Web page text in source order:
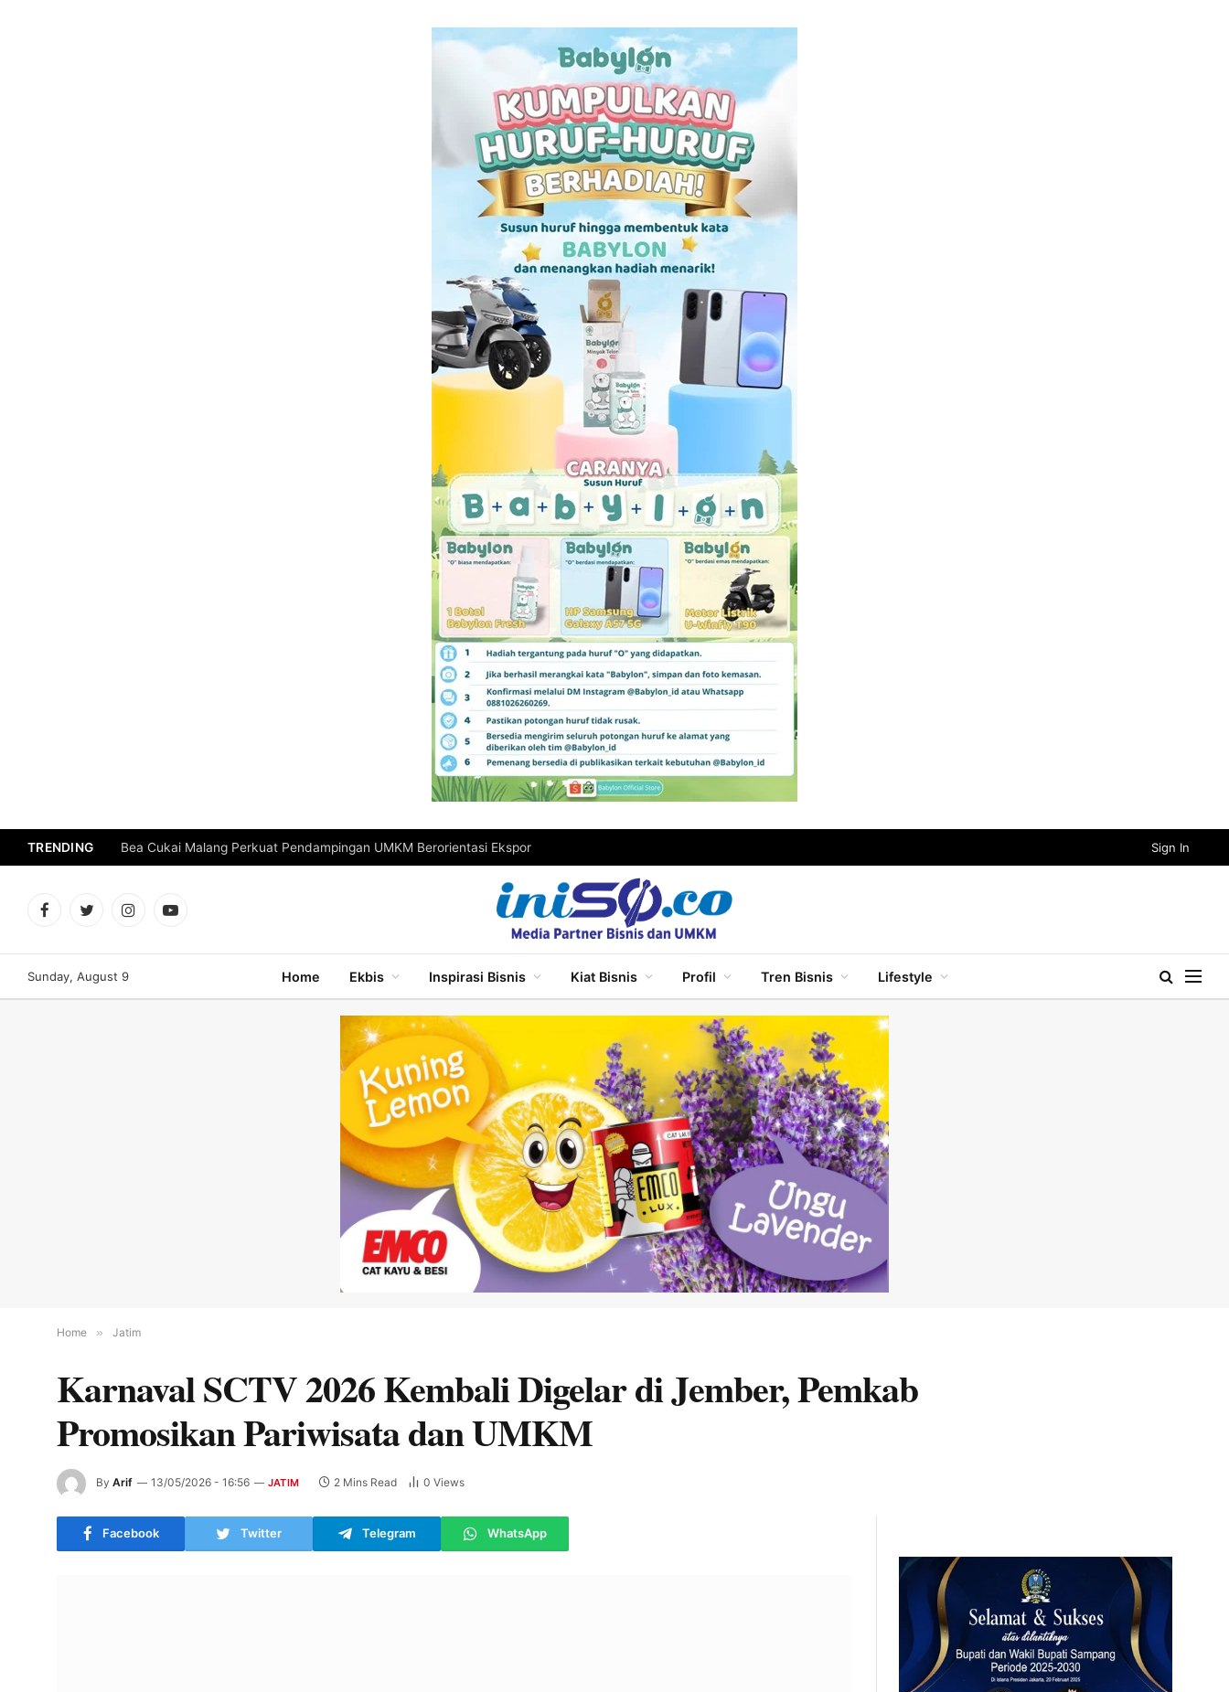
TRENDING Bea Cukai Malang Perkuat Pendampingan UMKM Berorientasi Ekspor Sign In
FacebookTwitterInstagramYouTube
Sunday, August 9 Home Ekbis Inspirasi Bisnis Kiat Bisnis Profil Tren Bisnis Lifestyle
Home » Jatim
Karnaval SCTV 2026 Kembali Digelar di Jember, Pemkab
Promosikan Pariwisata dan UMKM
By Arif 13/05/2026 - 16:56 JATIM 2 Mins Read 0Views
Facebook Twitter Telegram WhatsApp